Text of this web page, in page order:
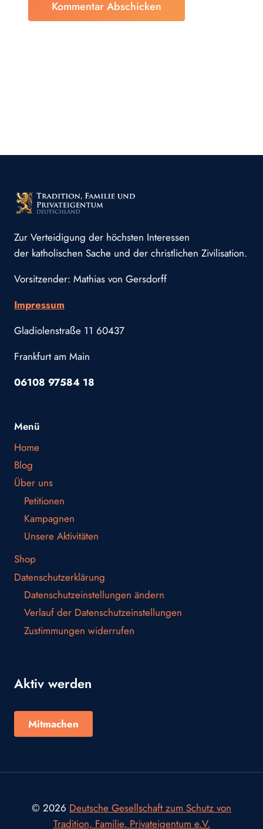
Zur Verteidigung der höchsten Interessen
der katholischen Sache und der christlichen Zivilisation.
Vorsitzender: Mathias von Gersdorff
Impressum
Gladiolenstraße 11 60437
Frankfurt am Main
06108 97584 18
Menü
Home
Blog
Über uns
Petitionen
Kampagnen
Unsere Aktivitäten
Shop
Datenschutzerklärung
Datenschutzeinstellungen ändern
Verlauf der Datenschutzeinstellungen
Zustimmungen widerrufen
Aktiv werden
Mitmachen
© 2026 Deutsche Gesellschaft zum Schutz von
Tradition, Familie, Privateigentum e.V.